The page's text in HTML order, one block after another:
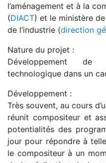
l’aménagement et à la
(DIACT) et le ministère
de l’industrie (direction
Nature du projet :
Développement
technologique dans un
Développement :
Très souvent, au cours
réunit compositeur et
potentialités des
jour pour répondre à
le compositeur à un